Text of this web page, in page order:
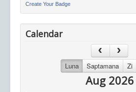
Create Your Badge
Calendar
Luna Saptamana Zi
Aug 2026